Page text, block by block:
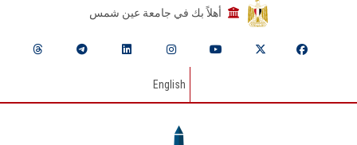
أهلاً بك في جامعة عين شمس
English